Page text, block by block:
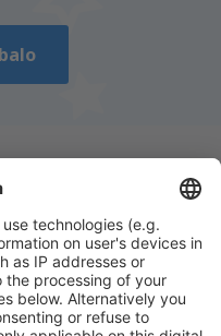
y planifica
viajes